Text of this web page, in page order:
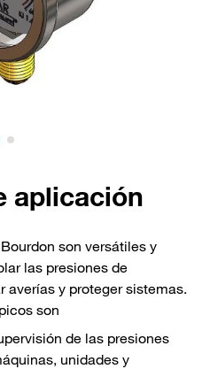
aplicación
son versátiles y
las presiones de
y proteger sistemas.
son
de las presiones
unidades y